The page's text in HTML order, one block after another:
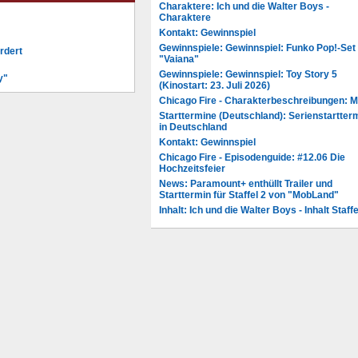
Charaktere: Ich und die Walter Boys -
Charaktere
Kontakt: Gewinnspiel
Gewinnspiele: Gewinnspiel: Funko Pop!-Set
"Vaiana"
Gewinnspiele: Gewinnspiel: Toy Story 5
(Kinostart: 23. Juli 2026)
Chicago Fire - Charakterbeschreibungen:
Starttermine (Deutschland):
in Deutschland
Kontakt: Gewinnspiel
Chicago Fire - Episodenguide: #12.06 Die
Hochzeitsfeier
News: Paramount+ enthüllt Trailer und
Starttermin für Staffel 2 von "MobLand"
Inhalt: Ich und die Walter Boys - Inhalt